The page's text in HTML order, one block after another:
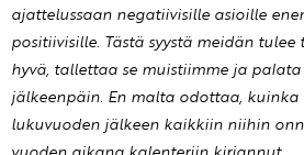
ajattelussaan negatiivisille asioille
positiivisille. Tästä syystä meidän
hyvä, tallettaa se muistiimme ja
jälkeenpäin. En malta odottaa,
lukuvuoden jälkeen kaikkiin niihin